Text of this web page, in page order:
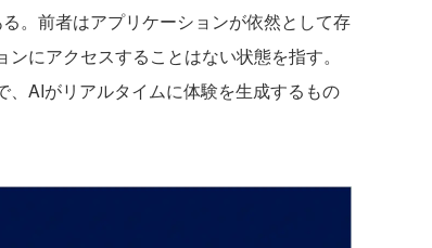
。前者はアプリケーションが依然として存
にアクセスすることはない状態を指す。
AIがリアルタイムに体験を生成するもの